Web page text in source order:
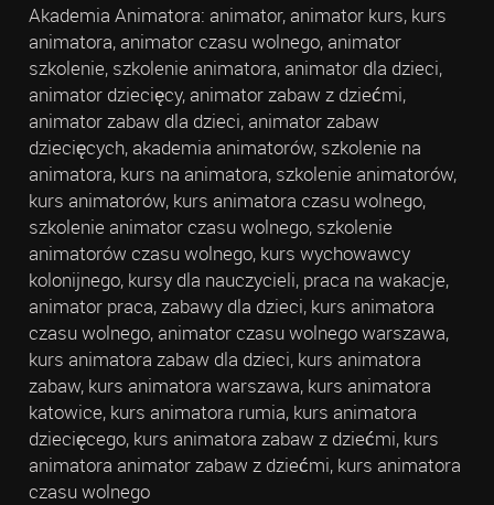
Akademia Animatora: animator, animator kurs, kurs
animatora, animator czasu wolnego, animator
szkolenie, szkolenie animatora, animator dla dzieci,
animator dziecięcy, animator zabaw z dziećmi,
animator zabaw dla dzieci, animator zabaw
dziecięcych, akademia animatorów, szkolenie na
animatora, kurs na animatora, szkolenie animatorów,
kurs animatorów, kurs animatora czasu wolnego,
szkolenie animator czasu wolnego, szkolenie
animatorów czasu wolnego, kurs wychowawcy
kolonijnego, kursy dla nauczycieli, praca na wakacje,
animator praca, zabawy dla dzieci, kurs animatora
czasu wolnego, animator czasu wolnego warszawa,
kurs animatora zabaw dla dzieci, kurs animatora
zabaw, kurs animatora warszawa, kurs animatora
katowice, kurs animatora rumia, kurs animatora
dziecięcego, kurs animatora zabaw z dziećmi, kurs
animatora animator zabaw z dziećmi, kurs animatora
czasu wolnego